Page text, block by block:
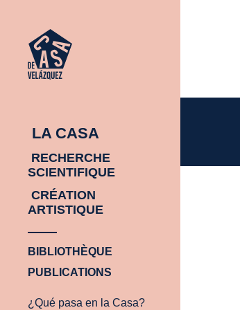
LA CASA
RECHERCHE
SCIENTIFIQUE
CRÉATION
ARTISTIQUE
BIBLIOTHÈQUE
PUBLICATIONS
¿Qué pasa en la Casa?